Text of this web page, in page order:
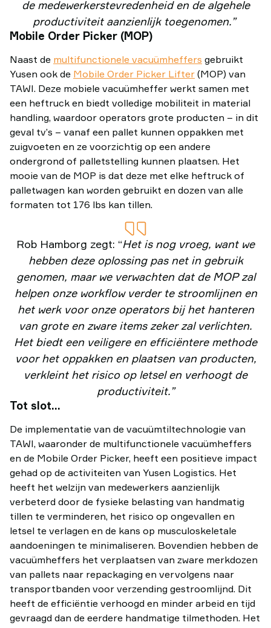
de medewerkerstevredenheid en de algehele
productiviteit aanzienlijk toegenomen.”
Mobile Order Picker (MOP)
Naast de multifunctionele vacuümheffers gebruikt
Yusen ook de Mobile Order Picker Lifter (MOP) van
TAWI. Deze mobiele vacuümheffer werkt samen met
een heftruck en biedt volledige mobiliteit in material
handling, waardoor operators grote producten – in dit
geval tv’s – vanaf een pallet kunnen oppakken met
zuigvoeten en ze voorzichtig op een andere
ondergrond of palletstelling kunnen plaatsen. Het
mooie van de MOP is dat deze met elke heftruck of
palletwagen kan worden gebruikt en dozen van alle
formaten tot 176 lbs kan tillen.
Rob Hamborg zegt: “Het is nog vroeg, want we
hebben deze oplossing pas net in gebruik
genomen, maar we verwachtendat de MOP zal
helpen onze workflow verder te stroomlijnen en
het werk voor onze operators bij het hanteren
van grote en zware items zeker zal verlichten.
Het biedt een veiligere en efficiëntere methode
voor het oppakken en plaatsen van producten,
verkleint het risico op letsel en verhoogt de
productiviteit.”
Tot slot…
De implementatie van de vacuümtiltechnologie van
TAWI, waaronder de multifunctionele vacuümheffers
en de Mobile Order Picker, heeft een positieve impact
gehad op de activiteiten van Yusen Logistics. Het
heeft het welzijn van medewerkers aanzienlijk
verbeterd door de fysieke belasting van handmatig
tillen te verminderen, het risico op ongevallen en
letsel te verlagen en de kans op musculoskeletale
aandoeningen te minimaliseren. Bovendien hebben de
vacuümheffers het verplaatsen van zware merkdozen
van pallets naar repackaging en vervolgens naar
transportbanden voor verzending gestroomlijnd. Dit
heeft de efficiëntie verhoogd en minder arbeid en tijd
gevraagd dan de eerdere handmatige tilmethoden. Het